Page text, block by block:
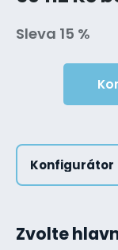
Sleva 15 %
Konfigurátor
Zvolte